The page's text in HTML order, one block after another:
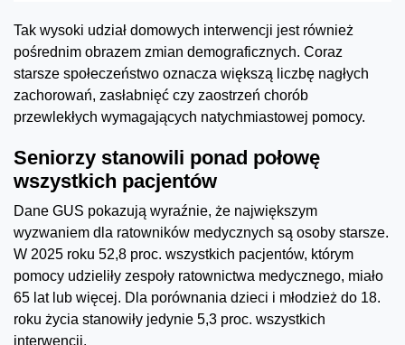
Tak wysoki udział domowych interwencji jest również
pośrednim obrazem zmian demograficznych. Coraz
starsze społeczeństwo oznacza większą liczbę nagłych
zachorowań, zasłabnięć czy zaostrzeń chorób
przewlekłych wymagających natychmiastowej pomocy.
Seniorzy stanowili ponad połowę
wszystkich pacjentów
Dane GUS pokazują wyraźnie, że największym
wyzwaniem dla ratowników medycznych są osoby starsze.
W 2025 roku 52,8 proc. wszystkich pacjentów, którym
pomocy udzieliły zespoły ratownictwa medycznego, miało
65 lat lub więcej. Dla porównania dzieci i młodzież do 18.
roku życia stanowiły jedynie 5,3 proc. wszystkich
interwencji.